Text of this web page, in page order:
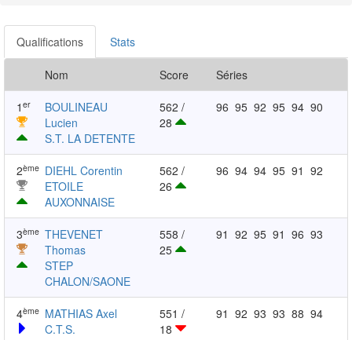
Qualifications Stats
Nom Score Séries
1 er
BOULINEAU
Lucien
S.T. LA DETENTE
562 /
28
96 95 92 95 94 90
2ème DIEHL Corentin
ETOILE
AUXONNAISE
562 /
26
96 94 94 95 91 92
3ème THEVENET
Thomas
STEP
CHALON/SAONE
558 /
25
91 92 95 91 96 93
4ème MATHIAS Axel
C.T.S.
551 /
18
91 92 93 93 88 94